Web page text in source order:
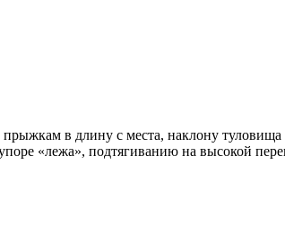
в длину с места, наклону туловища
«лежа», подтягиванию на высокой